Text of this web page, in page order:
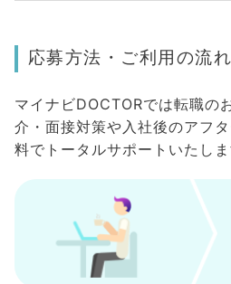
応募方法・ご利用の流れ
マイナビDOCTORでは転職の
介・面接対策や入社後のアフ
料でトータルサポートいたしま